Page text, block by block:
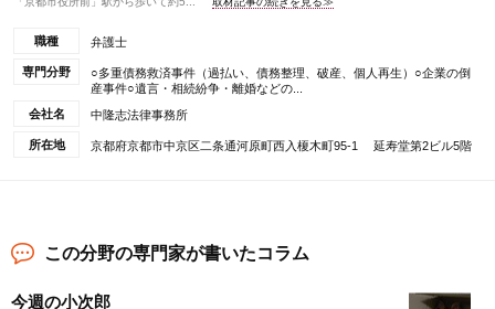
職種 弁護士
専門分野
○多重債務救済事件（過払い、債務整理、破産、個人再生）○企業の倒
産事件○遺言・相続紛争・離婚などの...
会社名
中隆志法律事務所
所在地 京都府京都市中京区二条通河原町西入榎木町95-1 延寿堂第2ビル5階
この分野の専門家が書いたコラム
今週の小次郎